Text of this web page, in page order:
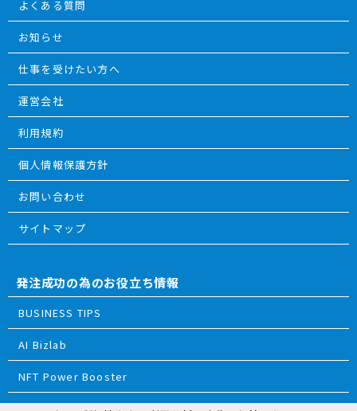
よくある質問
お知らせ
仕事を受けたい方へ
運営会社
利用規約
個人情報保護方針
お問い合わせ
サイトマップ
発注成功の為のお役立ち情報
BUSINESS TIPS
AI Bizlab
NFT Power Booster